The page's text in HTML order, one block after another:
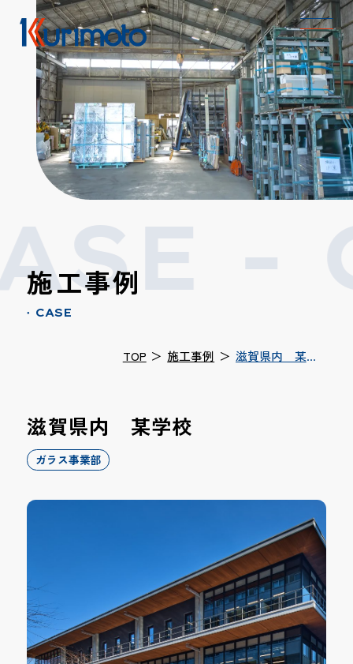
-
施工事例
● CASE
TOP ＞ 施工事例 ＞ 滋賀県内 某学
滋賀県内 某学校
ガラス事業部